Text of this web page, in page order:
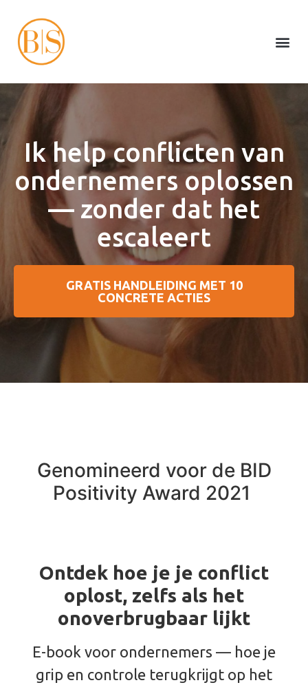
Ik help conflicten van
ondernemers oplossen
— zonder dat het
escaleert
GRATIS HANDLEIDING MET 10
CONCRETE ACTIES
Genomineerd voor de BID
Positivity Award 2021
Ontdek hoe je je conflict
oplost, zelfs als het
onoverbrugbaar lijkt
E-book voor ondernemers — hoe je
grip en controle terugkrijgt op het